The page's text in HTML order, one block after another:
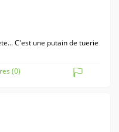
C'est une putain de tuerie
(0)